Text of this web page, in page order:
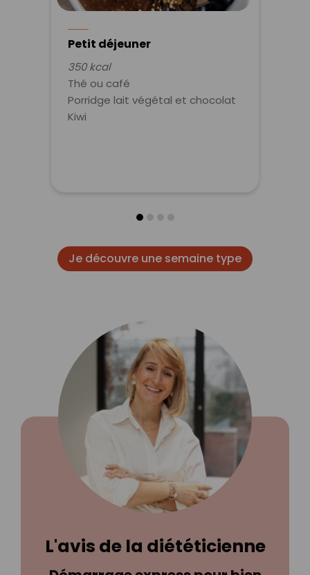
Petit déjeuner
350 kcal
Thé ou café
Porridge lait végétal et chocolat
Kiwi
Je découvre une semaine type
L'avis de la diététicienne